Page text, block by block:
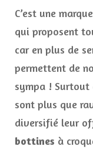
C’est une
qui proposent
car en plus de
permettent de
sympa ! Surtout
sont plus que
diversifié leur
bottines à